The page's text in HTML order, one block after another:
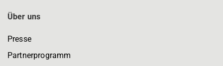
Über uns
Presse
Partnerprogramm